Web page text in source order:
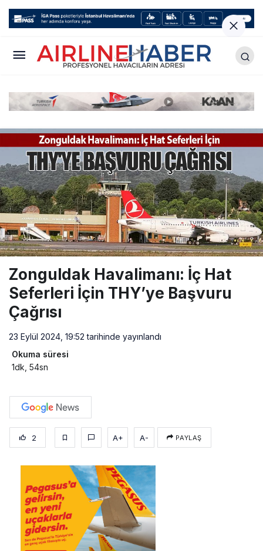
Zonguldak Havalimanı: İç Hat
Seferleri İçin THY’ye Başvuru
Çağrısı
23 Eylül 2024, 19:52 tarihinde yayınlandı
Okuma süresi
1dk, 54sn
2 A+ A- PAYLAŞ